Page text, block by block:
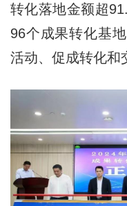
转化落地金额超
96个成果转化基
活动、促成转化和